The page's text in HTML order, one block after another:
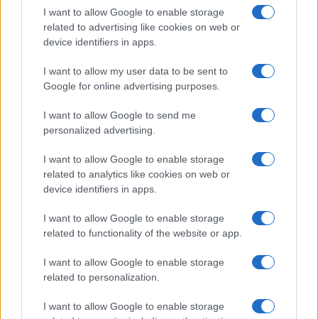
I want to allow Google to enable storage
related to advertising like cookies on web or
device identifiers in apps.
I want to allow my user data to be sent to
Google for online advertising purposes.
I want to allow Google to send me
personalized advertising.
I want to allow Google to enable storage
related to analytics like cookies on web or
device identifiers in apps.
I want to allow Google to enable storage
related to functionality of the website or app.
I want to allow Google to enable storage
related to personalization.
I want to allow Google to enable storage
Aleksandr Dugin, 12 novembre 2022
Leggi i commenti
SEDUTE SATIRICHE
Vignetta del 07/08/2026
Vai all'archivio delle vignette